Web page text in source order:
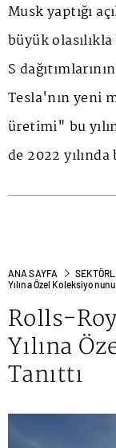
Musk yaptığı
büyük
S
Tesla'nın yeni
üretimi" bu
de 2022
ANA SAYFA
Yılına Özel Koleksiyonunu
Rolls-
Yılına
Tanıttı